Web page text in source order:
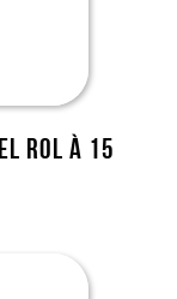
rol à 15